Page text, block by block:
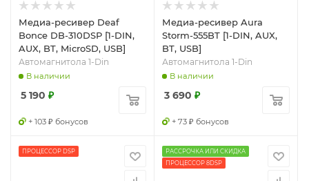
Медиа-ресивер Deaf
Bonce DB-310DSP [1-DIN,
AUX, BT, MicroSD, USB]
Автомагнитола 1-Din
В наличии
5 190 ₽
+ 103 ₽ бонусов
Медиа-ресивер Aura
Storm-555BT [1-DIN, AUX,
BT, USB]
Автомагнитола 1-Din
В наличии
3 690 ₽
+ 73 ₽ бонусов
ПРОЦЕССОР DSP
РАССРОЧКА ИЛИ СКИДКА
ПРОЦЕССОР 8DSP